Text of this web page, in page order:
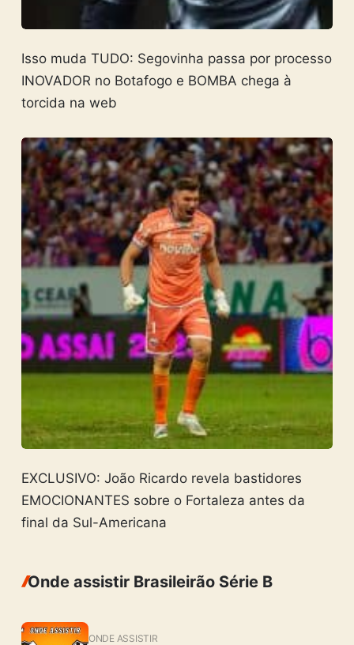
Isso muda TUDO: Segovinha passa por processo
INOVADOR no Botafogo e BOMBA chega à
torcida na web
EXCLUSIVO: João Ricardo revela bastidores
EMOCIONANTES sobre o Fortaleza antes da
final da Sul-Americana
Onde assistir Brasileirão Série B
ONDE ASSISTIR